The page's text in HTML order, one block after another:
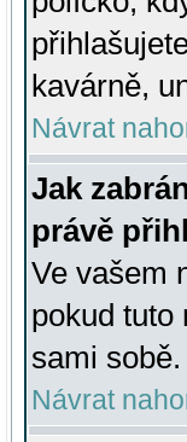
kavárně,
Návrat
Jak
právě
Ve vašem
pokud tuto
sami
Návrat